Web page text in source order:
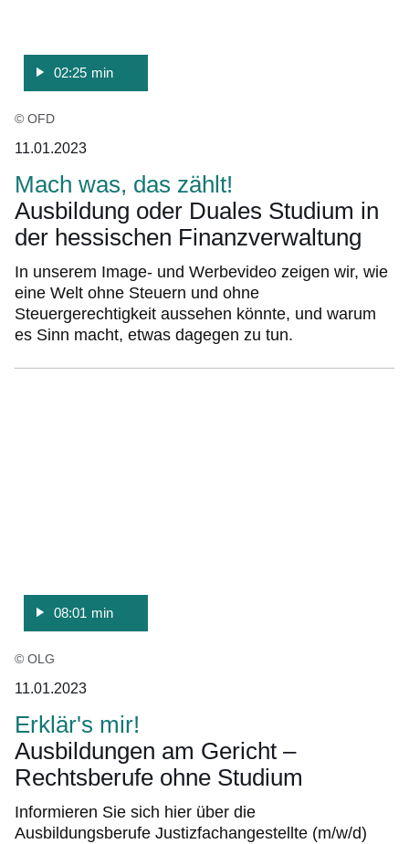
02:25 min
© OFD
11.01.2023
Mach was, das zählt!
Ausbildung oder Duales Studium in
der hessischen Finanzverwaltung
In unserem Image- und Werbevideo zeigen wir, wie
eine Welt ohne Steuern und ohne
Steuergerechtigkeit aussehen könnte, und warum
es Sinn macht, etwas dagegen zu tun.
08:01 min
© OLG
11.01.2023
Erklär's mir!
Ausbildungen am Gericht –
Rechtsberufe ohne Studium
Informieren Sie sich hier über die
Ausbildungsberufe Justizfachangestellte (m/w/d)